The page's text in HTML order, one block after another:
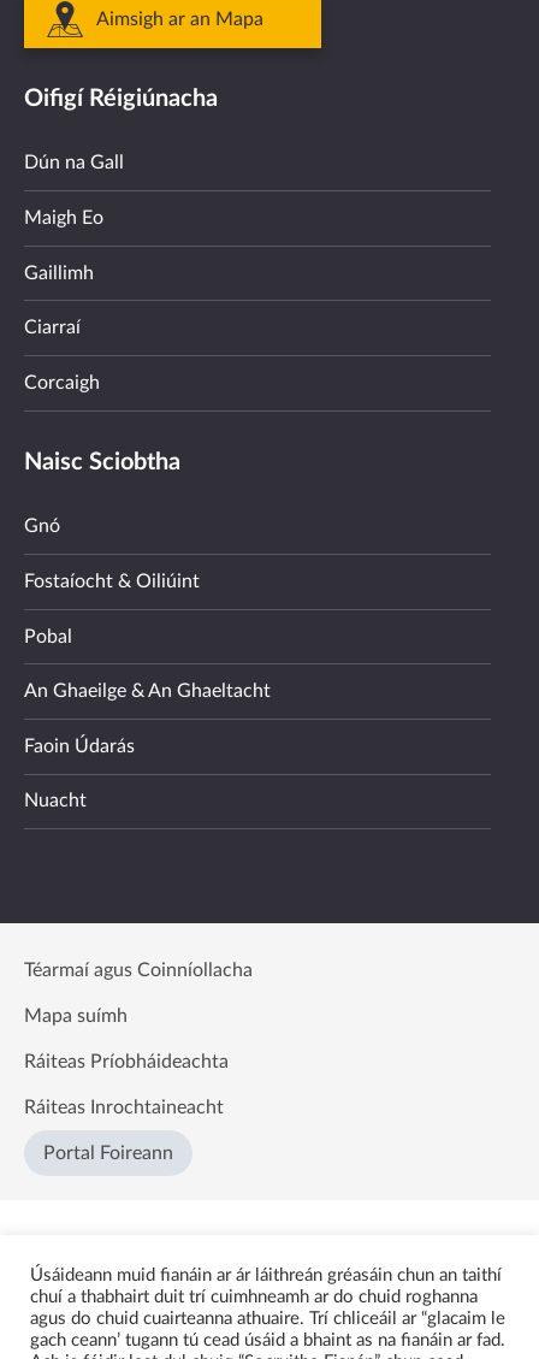
Aimsigh ar an Mapa
Oifigí Réigiúnacha
Dún na Gall
Maigh Eo
Gaillimh
Ciarraí
Corcaigh
Naisc Sciobtha
Gnó
Fostaíocht & Oiliúint
Pobal
An Ghaeilge & An Ghaeltacht
Faoin Údarás
Nuacht
Téarmaí agus Coinníollacha
Mapa suímh
Ráiteas Príobháideachta
Ráiteas Inrochtaineacht
Portal Foireann
Úsáideann muid fianáin ar ár láithreán gréasáin chun an taithí
chuí a thabhairt duit trí cuimhneamh ar do chuid roghanna
agus do chuid cuairteanna athuaire. Trí chliceáil ar “glacaim le
gach ceann’ tugann tú cead úsáid a bhaint as na fianáin ar fad.